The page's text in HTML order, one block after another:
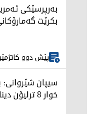
بەرپرسێکی
بکرێت
پێش دوو
سیپان
خوار 8 ترلیۆن دینار دابەزێنرێت